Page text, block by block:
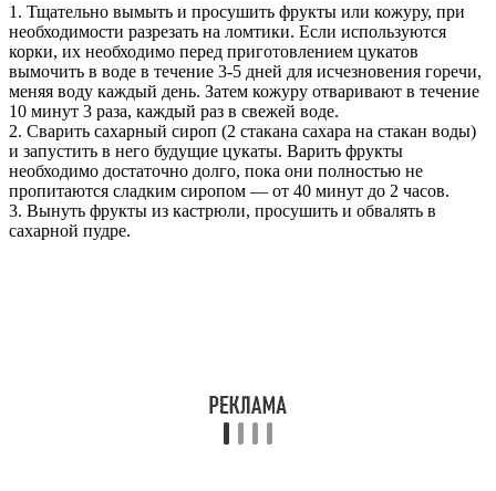
1. Тщательно вымыть и просушить фрукты или кожуру, при
необходимости разрезать на ломтики. Если используются
корки, их необходимо перед приготовлением цукатов
вымочить в воде в течение 3-5 дней для исчезновения горечи,
меняя воду каждый день. Затем кожуру отваривают в течение
10 минут 3 раза, каждый раз в свежей воде.
2. Сварить сахарный сироп (2 стакана сахара на стакан воды)
и запустить в него будущие цукаты. Варить фрукты
необходимо достаточно долго, пока они полностью не
пропитаются сладким сиропом — от 40 минут до 2 часов.
3. Вынуть фрукты из кастрюли, просушить и обвалять в
сахарной пудре.